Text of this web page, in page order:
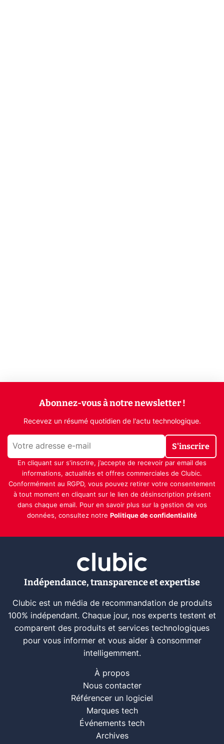
Abonnez-vous à notre newsletter !
Recevez un résumé quotidien de l'actu technologique.
S'inscrire
En cliquant sur s'inscrire, j’accepte de recevoir par email des
informations, actualités et offres commerciales de Clubic.
Conformément au RGPD, vous pouvez retirer votre consentement
à tout moment en cliquant sur le lien de désinscription présent
dans chaque email. Pour en savoir plus sur la gestion de vos
données, consultez notre Politique de confidentialité
Indépendance, transparence et expertise
Clubic est un média de recommandation de produits
100% indépendant. Chaque jour, nos experts testent et
comparent des produits et services technologiques
pour vous informer et vous aider à consommer
intelligemment.
À propos
Nous contacter
Référencer un logiciel
Marques tech
Événements tech
Archives